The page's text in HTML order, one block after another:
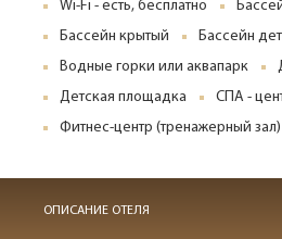
Wi-Fi - есть, бесплатно
Бассейн крытый
Бассейн
Водные горки или аквапарк
Детская площадка
СПА -
Фитнес-центр (тренажерный зал)
ОПИСАНИЕ ОТЕЛЯ